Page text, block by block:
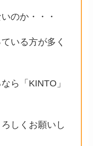
のか・・・
いる方が多く
ら「KINTO」
しくお願いし